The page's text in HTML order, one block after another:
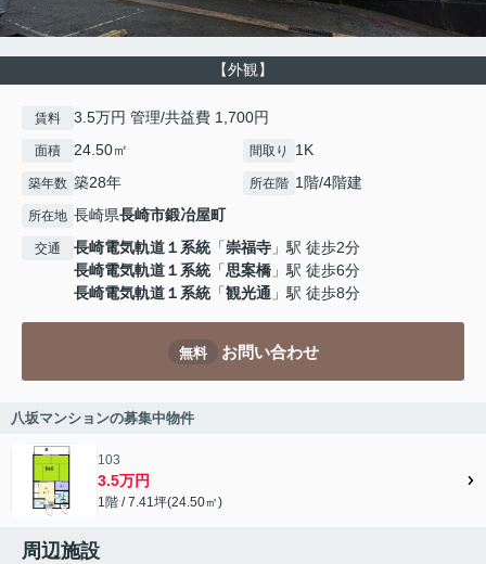
【外観】
賃料 3.5万円 管理/共益費 1,700円
面積 24.50㎡ 間取り 1K
築年数 築28年 所在階 1階/4階建
所在地 長崎県長崎市鍛冶屋町
交通 長崎電気軌道１系統「崇福寺 」駅 徒歩2分
長崎電気軌道１系統「思案橋 」駅 徒歩6分
長崎電気軌道１系統「観光通 」駅 徒歩8分
無料 お問い合わせ
八坂マンションの募集中物件
103
3.5万円
1階 / 7.41坪(24.50㎡)
周辺施設